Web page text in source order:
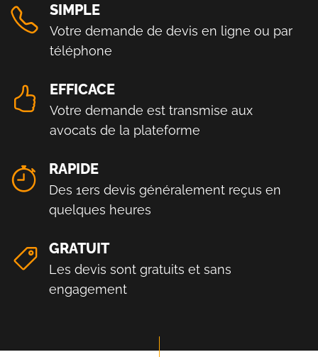
SIMPLE
Votre demande de devis en ligne ou par
téléphone
EFFICACE
Votre demande est transmise aux
avocats de la plateforme
RAPIDE
Des 1ers devis généralement reçus en
quelques heures
GRATUIT
Les devis sont gratuits et sans
engagement